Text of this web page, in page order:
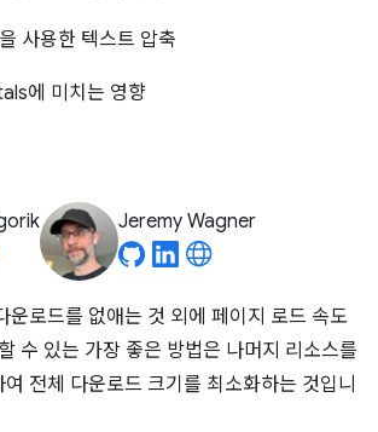
사용한 텍스트 압축
에 미치는 영향
Jeremy Wagner
운로드를 없애는 것 외에 페이지 로드 속도
수 있는 가장 좋은 방법은 나머지 리소스를
전체 다운로드 크기를 최소화하는 것입니